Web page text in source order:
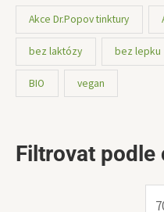
Akce Dr.Popov tinktury
bez laktózy bez lepku
BIO vegan
Filtrovat podle